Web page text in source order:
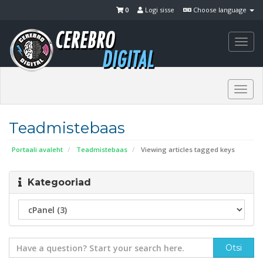
Choose language
Logi sisse
0
Teadmistebaas
Portaali avaleht Teadmistebaas Viewing articles tagged keys
Kategooriad